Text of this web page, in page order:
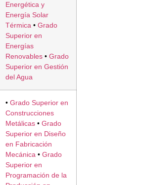
Energética y
Energía Solar
Térmica • Grado
Superior en
Energías
Renovables • Grado
Superior en Gestión
del Agua
• Grado Superior en
Construcciones
Metálicas • Grado
Superior en Diseño
en Fabricación
Mecánica • Grado
Superior en
Programación de la